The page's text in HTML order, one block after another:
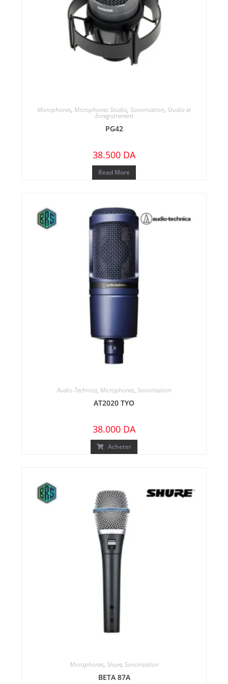
Microphones, Microphones Studio, Sonorisation, Studio et
Enregistrement
PG42
38.500 DA
Read More
Audio-Technica, Microphones, Sonorisation
AT2020 TYO
38.000 DA
Acheter
Microphones, Shure, Sonorisation
BETA 87A